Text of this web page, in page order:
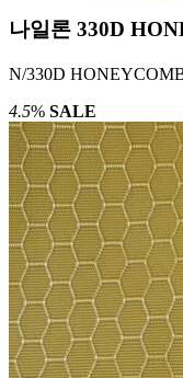
나일론 330D
N/330D
4.5% SALE